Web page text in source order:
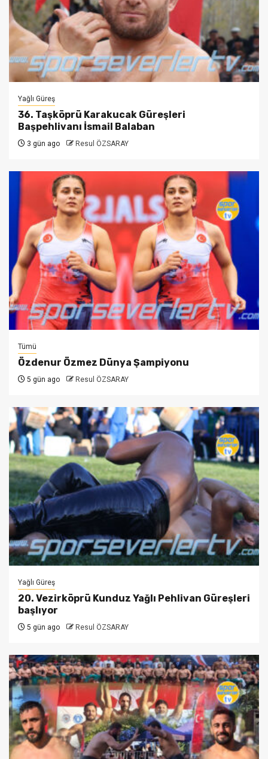
Yağlı Güreş
36. Taşköprü Karakucak Güreşleri
Başpehlivanı İsmail Balaban
3 gün ago Resul ÖZSARAY
Tümü
Özdenur Özmez Dünya Şampiyonu
5 gün ago Resul ÖZSARAY
Yağlı Güreş
20. Vezirköprü Kunduz Yağlı Pehlivan Güreşleri
başlıyor
5 gün ago Resul ÖZSARAY